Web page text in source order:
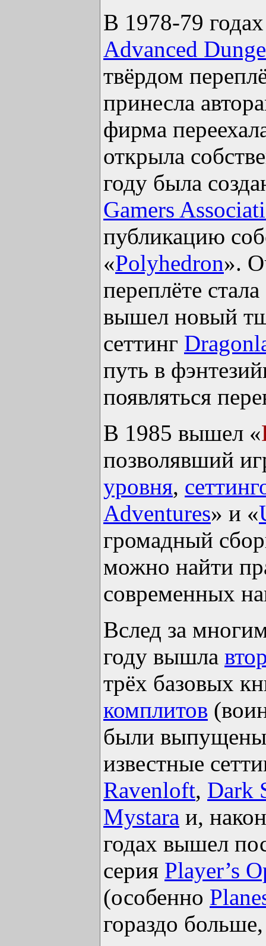
В 1978-79
Advanced
твёрдом
принесла
фирма
открыла
году была
Gamers
публикацию
«Polyhedron».
переплёте стала
вышел новый
сеттинг
путь в
появляться
В 1985 вышел «
позволявший
уровня,
Adventures» и «
громадный
можно найти
современных
Вслед за
году вышла
трёх базовых
комплитов
были выпущены
известные
Ravenloft, Dark
Mystara и,
годах вышел
серия Player’s
(особенно
гораздо